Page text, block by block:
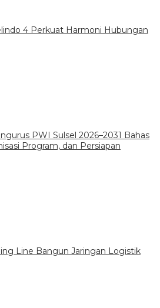
4 Perkuat Harmoni Hubungan
PWI Sulsel 2026–2031 Bahas
Program, dan Persiapan
Line Bangun Jaringan Logistik